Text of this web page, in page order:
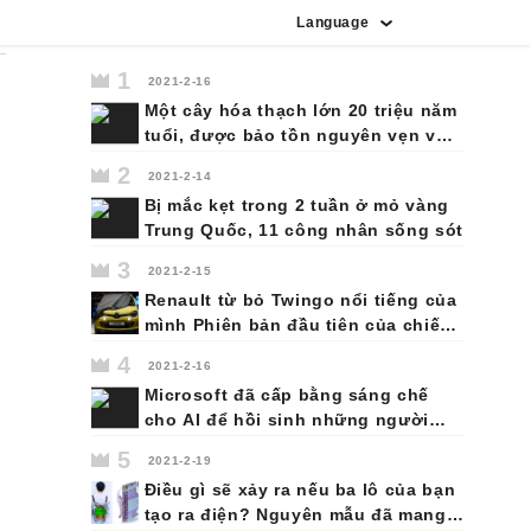
Language
1 2021-2-16
Một cây hóa thạch lớn 20 triệu năm
tuổi, được bảo tồn nguyên vẹn với
trên đảo Lesvos của Hy Lạp.
2 2021-2-14
Bị mắc kẹt trong 2 tuần ở mỏ vàng
Trung Quốc, 11 công nhân sống sót
3 2021-2-15
Renault từ bỏ Twingo nổi tiếng của
mình Phiên bản đầu tiên của chiếc
được ra mắt thành công vào năm
1992. Thế hệ thứ ba hiện đang có
mặt trên thị trường sẽ là thế hệ
4 2021-2-16
Microsoft đã cấp bằng sáng chế
cho AI để hồi sinh những người
dạng chatbot
5 2021-2-19
Điều gì sẽ xảy ra nếu ba lô của bạn
tạo ra điện? Nguyên mẫu đã mang